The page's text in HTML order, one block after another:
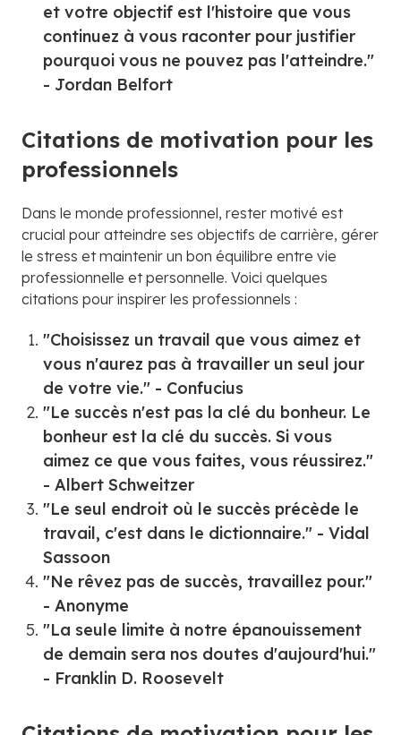
et votre objectif est l'histoire que vous
continuez à vous raconter pour justifier
pourquoi vous ne pouvez pas l'atteindre."
- Jordan Belfort
Citations de motivation pour les
professionnels
Dans le monde professionnel, rester motivé est
crucial pour atteindre ses objectifs de carrière, gérer
le stress et maintenir un bon équilibre entre vie
professionnelle et personnelle. Voici quelques
citations pour inspirer les professionnels :
"Choisissez un travail que vous aimez et
vous n'aurez pas à travailler un seul jour
de votre vie." - Confucius
"Le succès n'est pas la clé du bonheur. Le
bonheur est la clé du succès. Si vous
aimez ce que vous faites, vous réussirez."
- Albert Schweitzer
"Le seul endroit où le succès précède le
travail, c'est dans le dictionnaire." - Vidal
Sassoon
"Ne rêvez pas de succès, travaillez pour."
- Anonyme
"La seule limite à notre épanouissement
de demain sera nos doutes d'aujourd'hui."
- Franklin D. Roosevelt